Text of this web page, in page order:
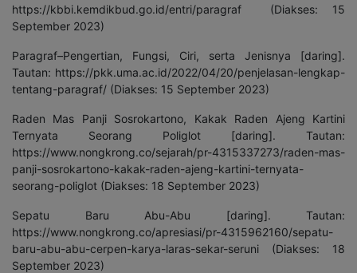
https://kbbi.kemdikbud.go.id/entri/paragraf (Diakses: 15
September 2023)
Paragraf–Pengertian, Fungsi, Ciri, serta Jenisnya [daring].
Tautan: https://pkk.uma.ac.id/2022/04/20/penjelasan-lengkap-
tentang-paragraf/ (Diakses: 15 September 2023)
Raden Mas Panji Sosrokartono, Kakak Raden Ajeng Kartini
Ternyata Seorang Poliglot [daring]. Tautan:
https://www.nongkrong.co/sejarah/pr-4315337273/raden-mas-
panji-sosrokartono-kakak-raden-ajeng-kartini-ternyata-
seorang-poliglot (Diakses: 18 September 2023)
Sepatu Baru Abu-Abu [daring]. Tautan:
https://www.nongkrong.co/apresiasi/pr-4315962160/sepatu-
baru-abu-abu-cerpen-karya-laras-sekar-seruni (Diakses: 18
September 2023)